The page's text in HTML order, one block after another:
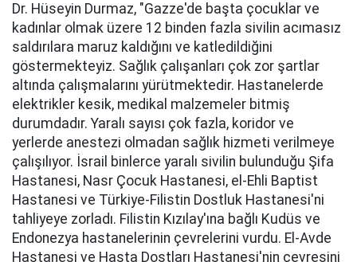
Dr. Hüseyin Durmaz, "Gazze'de başta çocuklar ve
kadınlar olmak üzere 12 binden fazla sivilin acımasız
saldırılara maruz kaldığını ve katledildiğini
göstermekteyiz. Sağlık çalışanları çok zor şartlar
altında çalışmalarını yürütmektedir. Hastanelerde
elektrikler kesik, medikal malzemeler bitmiş
durumdadır. Yaralı sayısı çok fazla, koridor ve
yerlerde anestezi olmadan sağlık hizmeti verilmeye
çalışılıyor. İsrail binlerce yaralı sivilin bulunduğu Şifa
Hastanesi, Nasr Çocuk Hastanesi, el-Ehli Baptist
Hastanesi ve Türkiye-Filistin Dostluk Hastanesi'ni
tahliyeye zorladı. Filistin Kızılay'ına bağlı Kudüs ve
Endonezya hastanelerinin çevrelerini vurdu. El-Avde
Hastanesi ve Hasta Dostları Hastanesi'nin çevresini